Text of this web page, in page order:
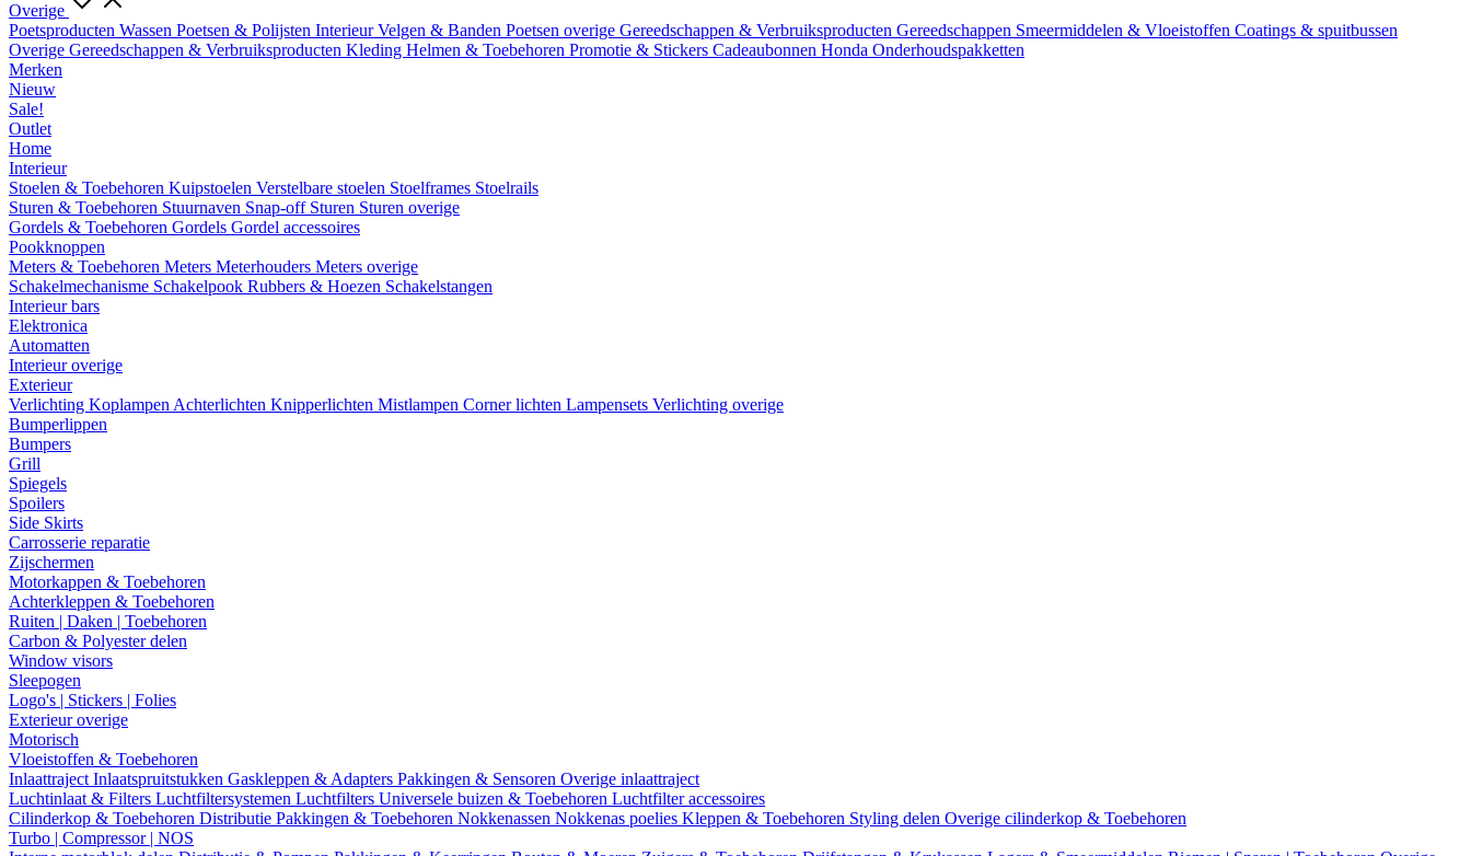
Overige
Poetsproducten Wassen Poetsen & Polijsten InterieurVelgen & Banden Poetsen overige Gereedschappen & Verbruiksproducten Gereedschappen Smeermiddelen & Vloeistoffen Coatings & spuitbussen
Overige Gereedschappen & Verbruiksproducten Kleding Helmen & Toebehoren Promotie & Stickers Cadeaubonnen Honda Onderhoudspakketten
Merken
Nieuw
Sale!
Outlet
Home
Interieur
Stoelen & Toebehoren Kuipstoelen Verstelbare stoelen Stoelframes Stoelrails
Sturen & Toebehoren Stuurnaven Snap-off Sturen Sturen overige
Gordels & Toebehoren Gordels Gordel accessoires
Pookknoppen
Meters & Toebehoren Meters Meterhouders Meters overige
Schakelmechanisme Schakelpook Rubbers & Hoezen Schakelstangen
Interieur bars
Elektronica
Automatten
Interieur overige
Exterieur
Verlichting Koplampen Achterlichten Knipperlichten Mistlampen Corner lichten Lampensets Verlichting overige
Bumperlippen
Bumpers
Grill
Spiegels
Spoilers
Side Skirts
Carrosserie reparatie
Zijschermen
Motorkappen & Toebehoren
Achterkleppen & Toebehoren
Ruiten | Daken | Toebehoren
Carbon & Polyester delen
Window visors
Sleepogen
Logo's | Stickers | Folies
Exterieur overige
Motorisch
Vloeistoffen & Toebehoren
Inlaattraject Inlaatspruitstukken Gaskleppen & Adapters Pakkingen & Sensoren Overige inlaattraject
Luchtinlaat & Filters Luchtfiltersystemen Luchtfilters Universele buizen & Toebehoren Luchtfilter accessoires
Cilinderkop & Toebehoren Distributie Pakkingen & Toebehoren Nokkenassen Nokkenas poelies Kleppen & Toebehoren Styling delen Overige cilinderkop & Toebehoren
Turbo | Compressor | NOS